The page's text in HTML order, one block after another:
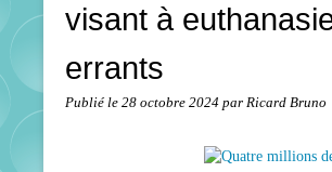
visant à
errants
Publié le 28 octobre 2024 par Ricard Bruno